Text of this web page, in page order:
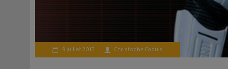
9 juillet 2015 Christophe Coquis